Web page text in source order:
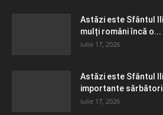
Astăzi este Sfântul
mulți români încă o...
iulie 17, 2026
Astăzi este Sfântul
importante sărbători
iulie 17, 2026